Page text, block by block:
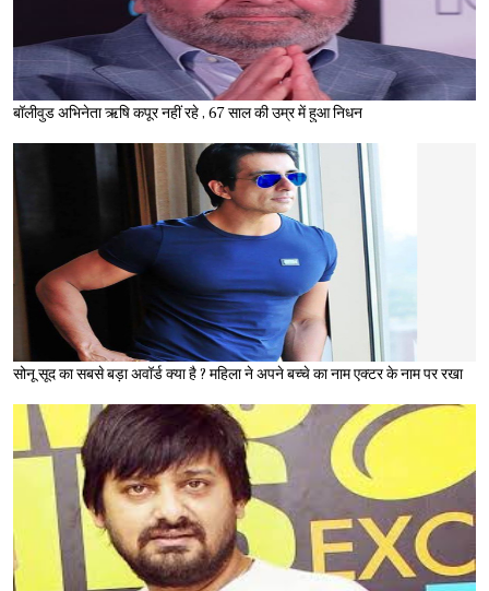
बॉलीवुड अभिनेता ऋषि कपूर नहीं रहे , 67 साल की उम्र में हुआ निधन
सोनू सूद का सबसे बड़ा अवॉर्ड क्या है ? महिला ने अपने बच्चे का नाम एक्टर के नाम पर रखा